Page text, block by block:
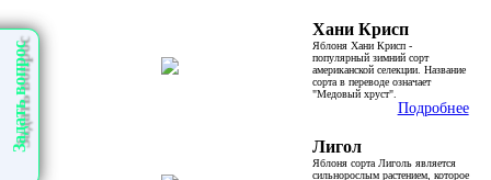
Хани Крисп
Яблоня Хани Крисп -
популярный зимний сорт
американской селекции. Название
сорта в переводе означает
"Медовый хруст".
Подробнее
Лигол
Яблоня сорта Лиголь является
сильнорослым растением, которое
Задать вопрос